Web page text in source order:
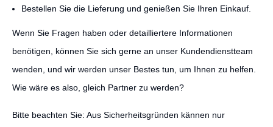
Bestellen Sie die Lieferung und genießen Sie Ihren Einkauf.
Wenn Sie Fragen haben oder detailliertere Informationen
benötigen, können Sie sich gerne an unser Kundendienstteam
wenden, und wir werden unser Bestes tun, um Ihnen zu helfen.
Wie wäre es also, gleich Partner zu werden?
Bitte beachten Sie: Aus Sicherheitsgründen kännen nur